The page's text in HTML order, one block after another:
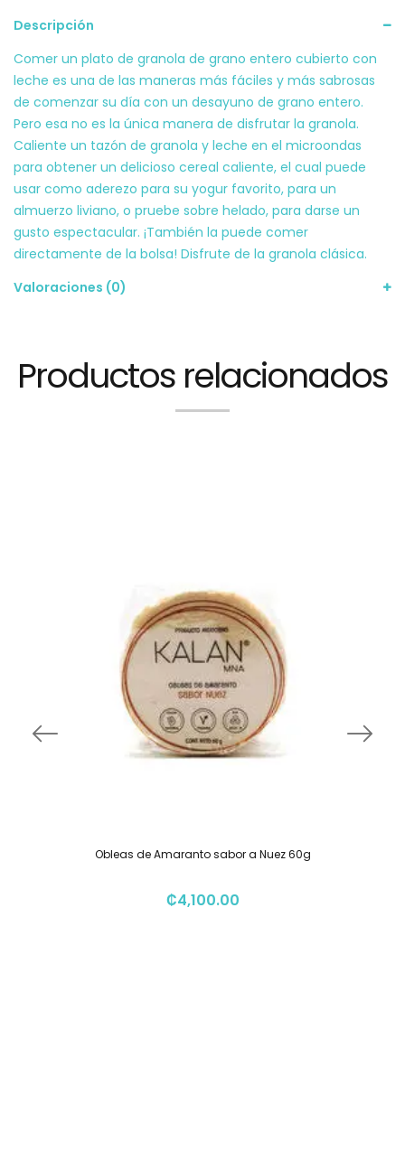
Descripción
Comer un plato de granola de grano entero cubierto con
leche es una de las maneras más fáciles y más sabrosas
de comenzar su día con un desayuno de grano entero.
Pero esa no es la única manera de disfrutar la granola.
Caliente un tazón de granola y leche en el microondas
para obtener un delicioso cereal caliente, el cual puede
usar como aderezo para su yogur favorito, para un
almuerzo liviano, o pruebe sobre helado, para darse un
gusto espectacular. ¡También la puede comer
directamente de la bolsa! Disfrute de la granola clásica.
Valoraciones (0)
Productos relacionados
Obleas de Amaranto sabor a Nuez 60g
₡4,100.00